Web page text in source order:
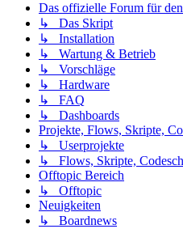
Das offizielle Forum für
↳ Das Skript
↳ Installation
↳ Wartung & Betrieb
↳ Vorschläge
↳ Hardware
↳ FAQ
↳ Dashboards
Projekte, Flows, Skripte,
↳ Userprojekte
↳ Flows, Skripte,
Offtopic Bereich
↳ Offtopic
Neuigkeiten
↳ Boardnews